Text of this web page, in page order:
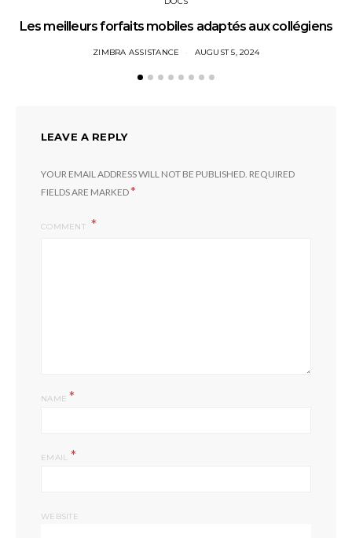
Les meilleurs forfaits mobiles adaptés aux collégiens
ZIMBRA ASSISTANCE AUGUST 5, 2024
LEAVE A REPLY
YOUR EMAIL ADDRESS WILL NOT BE PUBLISHED. REQUIRED
FIELDS ARE MARKED*
COMMENT
NAME*
EMAIL *
WEBSITE